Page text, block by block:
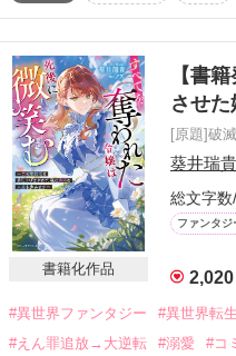
書籍化作品
【書
させ
[原題]破
葵井瑞貴
総文字
ファンタジ
2,020
#異世界ファンタジー #異世界転生
#えん罪追放→大逆転
#溺愛 #コ